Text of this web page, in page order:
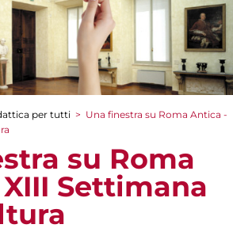
per tutti > Una finestra su Roma Antica -
su Roma
Settimana